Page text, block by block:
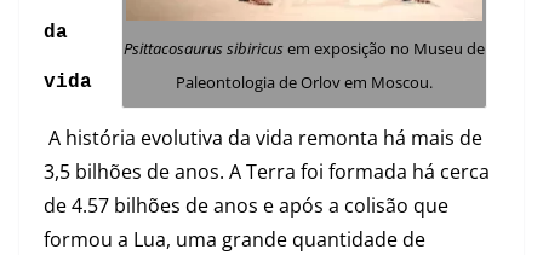
Psittacosaurus sibiricus em exposição no Museu de
Paleontologia de Orlov em Moscou.
da
vida
A história evolutiva da vida remonta há mais de
3,5 bilhões de anos. A Terra foi formada há cerca
de 4.57 bilhões de anos e após a colisão que
formou a Lua, uma grande quantidade de